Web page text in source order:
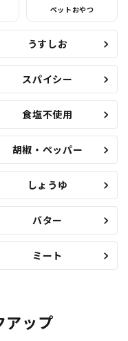
ペットおやつ
うすしお
スパイシー
食塩不使用
胡椒・ペッパー
しょうゆ
バター
ミート
アップ